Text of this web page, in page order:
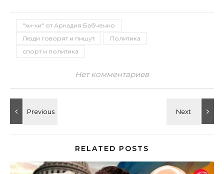
"хи-хи" от Аркадия Бабченко
Люди говорят и пишут
Политика
спорт и политика
Нет комментариев
RELATED POSTS